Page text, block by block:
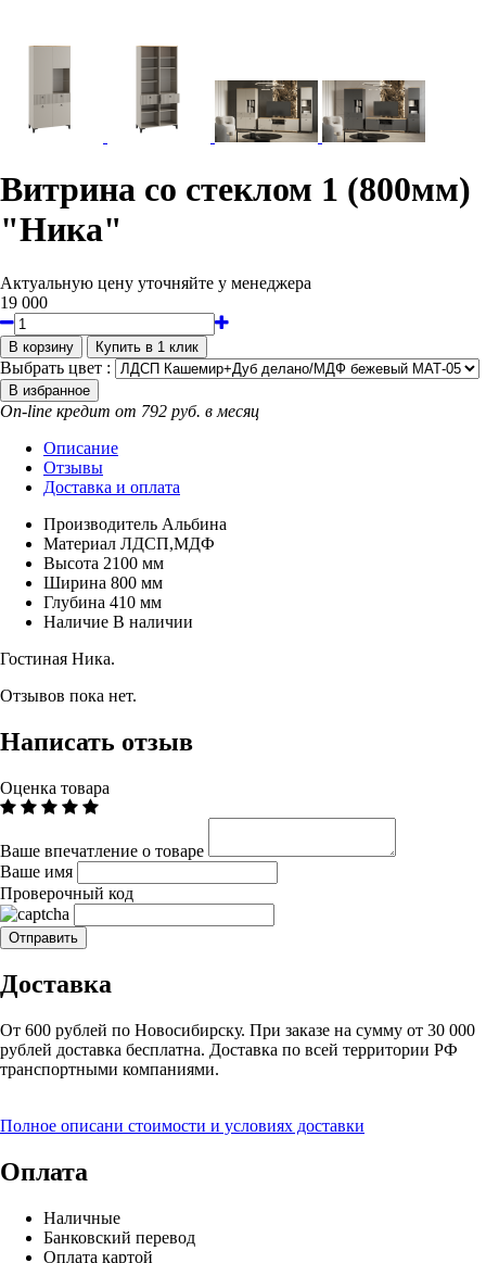
Витрина со стеклом 1 (800мм)
"Ника"
Актуальную цену уточняйте у менеджера
19 000
Выбрать цвет :
On-line кредит от 792 руб. в месяц
Описание
Отзывы
Доставка и оплата
Производитель Альбина
Материал ЛДСП,МДФ
Высота 2100 мм
Ширина 800 мм
Глубина 410 мм
Наличие В наличии
Гостиная Ника.
Отзывов пока нет.
Написать отзыв
Оценка товара
Ваше впечатление о товаре
Ваше имя
Проверочный код
Доставка
От 600 рублей по Новосибирску. При заказе на сумму от 30 000
рублей доставка бесплатна. Доставка по всей территории РФ
транспортными компаниями.
Полное описани стоимости и условиях доставки
Оплата
Наличные
Банковский перевод
Оплата картой